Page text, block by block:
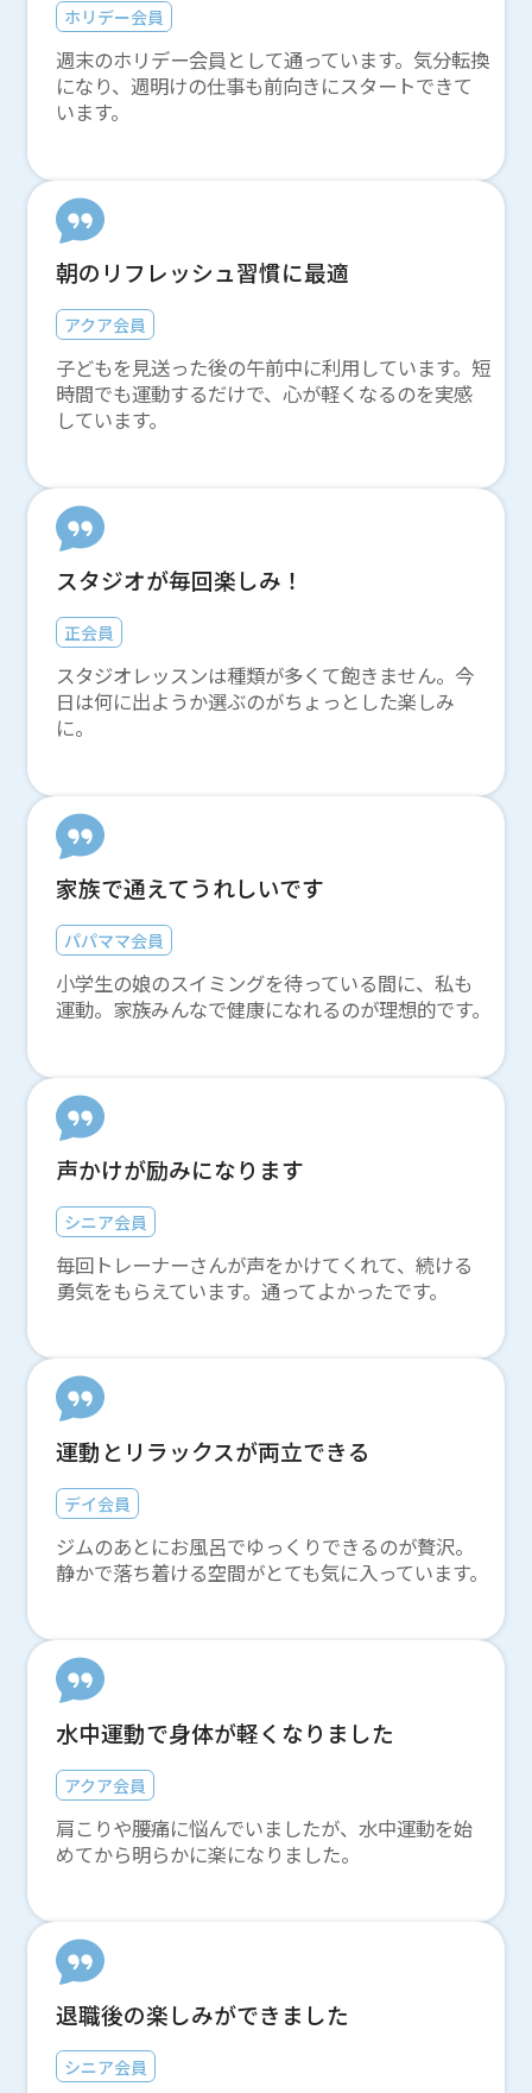
ホリデー会員
週末のホリデー会員として通っています。気分転換
になり、週明けの仕事も前向きにスタートできて
います。
朝のリフレッシュ習慣に最適
アクア会員
子どもを見送った後の午前中に利用しています。短
時間でも運動するだけで、心が軽くなるのを実感
しています。
スタジオが毎回楽しみ！
正会員
スタジオレッスンは種類が多くて飽きません。今
日は何に出ようか選ぶのがちょっとした楽しみ
に。
家族で通えてうれしいです
パパママ会員
小学生の娘のスイミングを待っている間に、私も
運動。家族みんなで健康になれるのが理想的です。
声かけが励みになります
シニア会員
毎回トレーナーさんが声をかけてくれて、続ける
勇気をもらえています。通ってよかったです。
運動とリラックスが両立できる
デイ会員
ジムのあとにお風呂でゆっくりできるのが贅沢。
静かで落ち着ける空間がとても気に入っています。
水中運動で身体が軽くなりました
アクア会員
肩こりや腰痛に悩んでいましたが、水中運動を始
めてから明らかに楽になりました。
退職後の楽しみができました
シニア会員